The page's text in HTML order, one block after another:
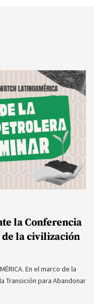
la Conferencia
de la civilización
En el marco de la
Transición para Abandonar